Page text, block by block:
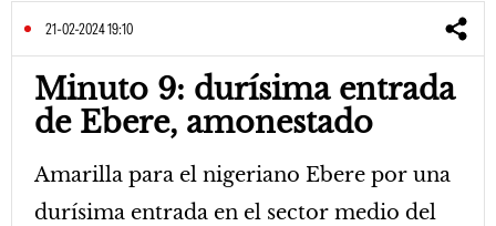
21-02-2024 19:10
Minuto 9: durísima entrada
de Ebere, amonestado
Amarilla para el nigeriano Ebere por una
durísima entrada en el sector medio del